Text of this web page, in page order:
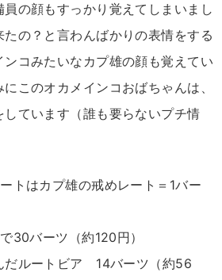
の顔もすっかり覚えてしまいまし
の？と言わんばかりの表情をする
コみたいなカプ雄の顔も覚えてい
このオカメインコおばちゃんは、
ています（誰も要らないプチ情
トはカプ雄の戒めレート＝1バー
バーツ（約120円）
だルートビア 14バーツ（約56